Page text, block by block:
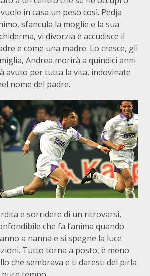
in casa un peso così. Pedja
sfancula la moglie e la sua
vi divorzia e accudisce il
e come una madre. Lo cresce, gli
Andrea morirà a quindici anni
avuto per tutta la vita, indovinate
nome del padre.
e sorridere di un ritrovarsi,
che fa l’anima quando
a nanna e si spegne la luce
Tutto torna a posto, è meno
che sembrava e ti daresti del pirla